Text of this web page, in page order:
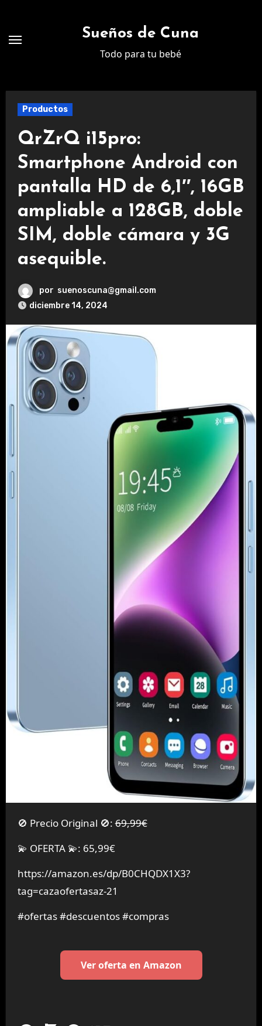
contenido
Sueños de Cuna
Todo para tu bebé
Productos
QrZrQ i15pro:
Smartphone Android con
pantalla HD de 6,1″, 16GB
ampliable a 128GB, doble
SIM, doble cámara y 3G
asequible.
por suenoscuna@gmail.com
diciembre 14, 2024
🚫 Precio Original 🚫:69,99€
💫 OFERTA 💫: 65,99€
https://amazon.es/dp/B0CHQDX1X3?
tag=cazaofertasaz-21
#ofertas #descuentos #compras
Ver oferta en Amazon